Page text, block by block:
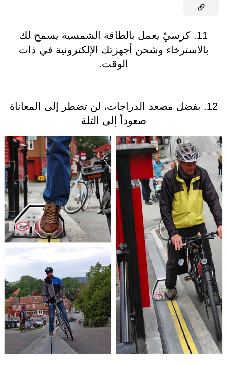
11. كرسيّ يعمل بالطاقة الشمسية يسمح لك
بالاسترخاء وشحن أجهزتك الإلكترونية في ذات
الوقت.
12. بفضل مصعد الدراجات، لن تضطر إلى المعاناة
صعوداً إلى التلة